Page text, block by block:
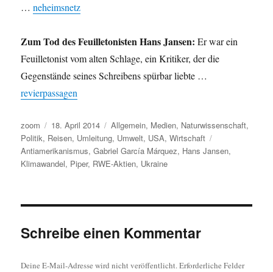
…neheimsnetz
Zum Tod des Feuilletonisten Hans Jansen: Er war ein
Feuilletonist vom alten Schlage, ein Kritiker, der die
Gegenstände seines Schreibens spürbar liebte …
revierpassagen
Autor
zoom
Veröffentlicht
am
18. April 2014 Kategorien
Allgemein, Medien, Naturwissenschaft,
Politik, Reisen, Umleitung, Umwelt, USA,Wirtschaft
Antiamerikanismus,Gabriel García Márquez, Hans Jansen,
Klimawandel, Piper, RWE-Aktien, Ukraine
Schreibe einen Kommentar
Deine E-Mail-Adresse wird nicht veröffentlicht.Erforderliche Felder